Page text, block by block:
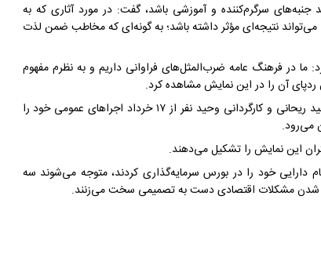
جنبه‌های سرگرم‌کننده و آموزشی باشد، گفت: در مورد آثاری که به
نتیجه‌ای مؤثر داشته باشد؛ به گونه‌ای که مخاطب ضمن لذت
ما در فرهنگ عامه ضرب‌المثل‌های فراوانی داریم و به نظرم مفهوم
آن را در این نمایش مشاهده کرد.
نمایش «دندون‌گیر» به نویسندگی محسن رحمانی و ناهید ریحانی و کارگردانی وحید نفر از ۱۷ خرداد اجراهای عمومی خود را
این نمایش را تشکیل می‌دهند.
خود را در بورس سرمایه‌گذاری کردند، متوجه می‌شوند سه
شدن مشکلات اقتصادی دست به تصمیمی سخت می‌زنند.